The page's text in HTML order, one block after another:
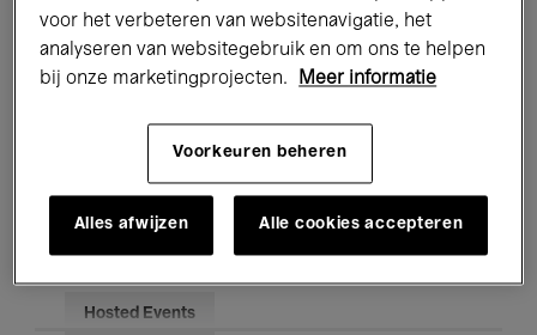
Jazz Klassieke Muziek Global Music
Onderwijs Rondleidingen
Hosted Events
voor het verbeteren van websitenavigatie, het
analyseren van websitegebruik en om ons te helpen
bij onze marketingprojecten.
Meer informatie
Voorkeuren beheren
Alles afwijzen Alle cookies accepteren